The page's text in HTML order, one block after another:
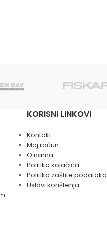
KORISNI LINKOVI
Kontakt
Moj račun
O nama
Politika kolačića
Politika zaštite podataka
Uslovi korištenja